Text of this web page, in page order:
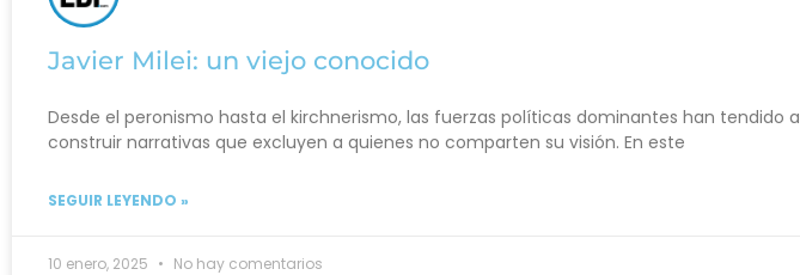
Javier Milei: un viejo conocido
Desde el peronismo hasta el kirchnerismo, las fuerzas políticas dominantes han tendido a
construir narrativas que excluyen a quienes no comparten su visión. En este
SEGUIR LEYENDO »
10 enero, 2025 No hay comentarios